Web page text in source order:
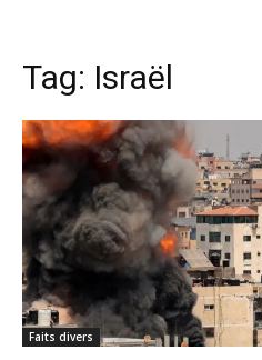
Tag: Israël
Faits divers